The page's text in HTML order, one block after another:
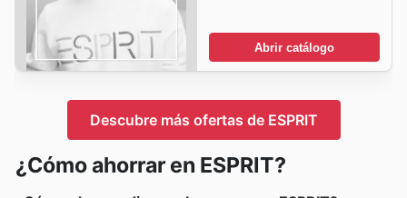
Abrir catálogo
Descubre más ofertas de ESPRIT
¿Cómo ahorrar en ESPRIT?